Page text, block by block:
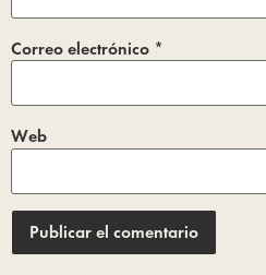
Correo electrónico *
Web